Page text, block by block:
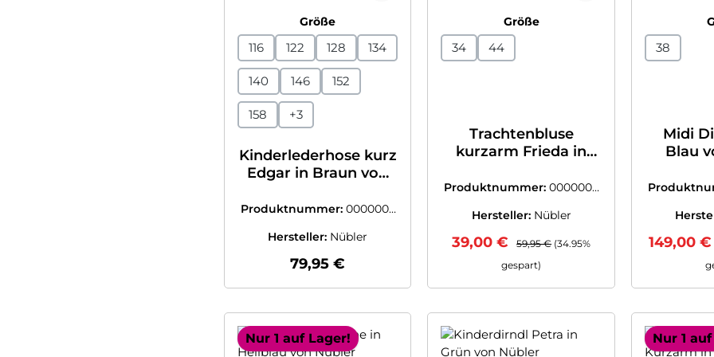
Größeauswählen
116 122 128 134
140 146 152
158 +3
Kinderlederhose kurz
Edgar in Braun von
Produktnummer: 0000003
Hersteller: Nübler
Regulärer Preis:
79,95 €
Größeauswählen
34 44
Trachtenbluse
kurzarm Frieda in
Produktnummer:0000003
Hersteller: Nübler
Verkaufspreis:
39,00 € Regulärer Preis:
59,95 € (34.95%
gespart)
38
Midi
Blau
149,00
Nur 1 auf Lager! Nur 1